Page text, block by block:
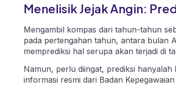
Menelisik Jejak Angin:
Mengambil kompas dari tahun-tahun
pada pertengahan tahun, antara bulan
memprediksi hal serupa akan terjadi di
Namun, perlu diingat, prediksi
informasi resmi dari Badan